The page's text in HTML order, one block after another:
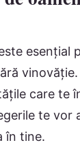
esențial
care te
te vor
în tine.